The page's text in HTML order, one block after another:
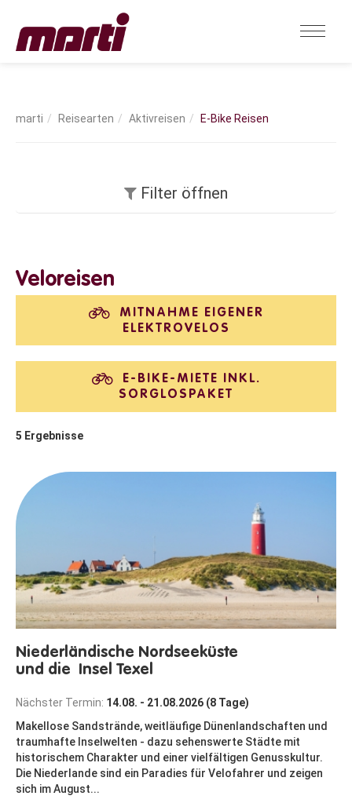
Reisearten Aktivreisen E-Bike Reisen
Filter öffnen
Veloreisen
MITNAHME EIGENER
ELEKTROVELOS
E-BIKE-MIETE INKL.
SORGLOSPAKET
5 Ergebnisse
Niederländische Nordseeküste
und die Insel Texel
Nächster Termin: 14.08. - 21.08.2026 (8 Tage)
Makellose Sandstrände, weitläufige Dünenlandschaften und
traumhafte Inselwelten - dazu sehenswerte Städte mit
historischem Charakter und einer vielfältigen Genusskultur.
Die Niederlande sind ein Paradies für Velofahrer und zeigen
sich im August...